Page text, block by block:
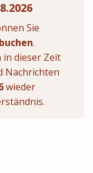
Sie
.
dieser Zeit
Nachrichten
wieder